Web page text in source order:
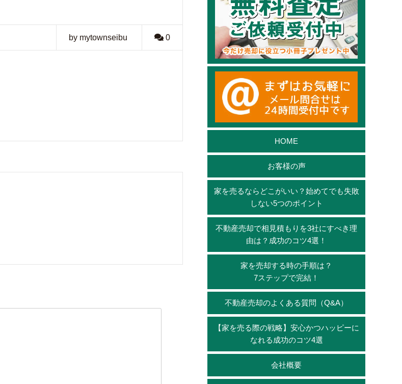
by mytownseibu 0
HOME
お客様の声
家を売るならどこがいい？始めてでも失敗
しない5つのポイント
不動産売却で相見積もりを3社にすべき理
由は？成功のコツ4選！
家を売却する時の手順は？
7ステップで完結！
不動産売却のよくある質問（Q&A）
【家を売る際の戦略】安心かつハッピーに
なれる成功のコツ4選
会社概要